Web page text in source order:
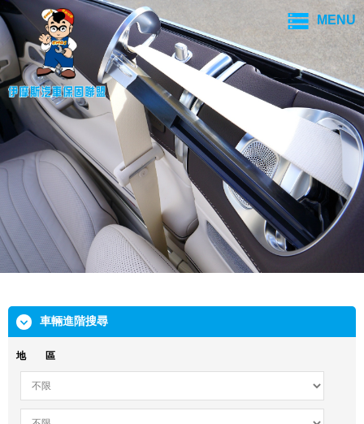
MENU
車輛進階搜尋
地 區